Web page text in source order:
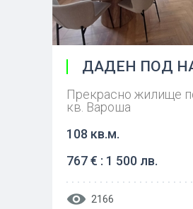
ДАДЕН ПОД
Прекрасно жилище
кв. Вароша
108 кв.м.
767 € : 1 500 лв.
2166